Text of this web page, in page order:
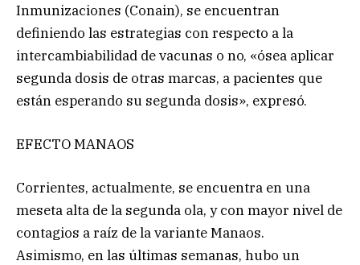
Inmunizaciones (Conain), se encuentran
definiendo las estrategias con respecto a la
intercambiabilidad de vacunas o no, «ósea aplicar
segunda dosis de otras marcas, a pacientes que
están esperando su segunda dosis», expresó.
EFECTO MANAOS
Corrientes, actualmente, se encuentra en una
meseta alta de la segunda ola, y con mayor nivel de
contagios a raíz de la variante Manaos.
Asimismo, en las últimas semanas, hubo un